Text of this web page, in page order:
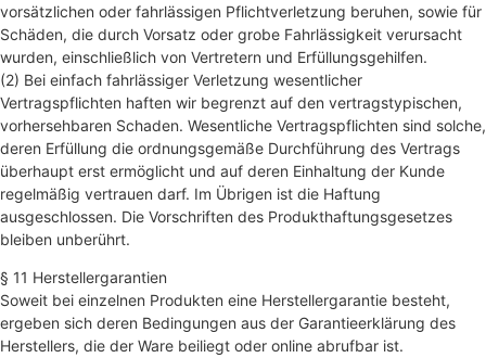
vorsätzlichen oder fahrlässigen Pflichtverletzung beruhen, sowie für
Schäden, die durch Vorsatz oder grobe Fahrlässigkeit verursacht
wurden, einschließlich von Vertretern und Erfüllungsgehilfen.
(2) Bei einfach fahrlässiger Verletzung wesentlicher
Vertragspflichten haften wir begrenzt auf den vertragstypischen,
vorhersehbaren Schaden. Wesentliche Vertragspflichten sind solche,
deren Erfüllung die ordnungsgemäße Durchführung des Vertrags
überhaupt erst ermöglicht und auf deren Einhaltung der Kunde
regelmäßig vertrauen darf. Im Übrigen ist die Haftung
ausgeschlossen. Die Vorschriften des Produkthaftungsgesetzes
bleiben unberührt.
§ 11 Herstellergarantien
Soweit bei einzelnen Produkten eine Herstellergarantie besteht,
ergeben sich deren Bedingungen aus der Garantieerklärung des
Herstellers, die der Ware beiliegt oder online abrufbar ist.